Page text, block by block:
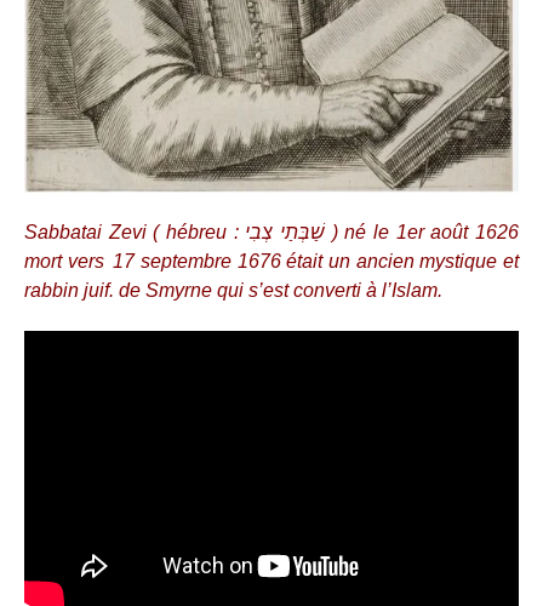
Sabbatai Zevi ( hébreu : שַׁבְּתַי צְבִי ) né le 1er août 1626
mort vers 17 septembre 1676 était un ancien mystique et
rabbin juif. de Smyrne qui s’est converti à l’Islam.